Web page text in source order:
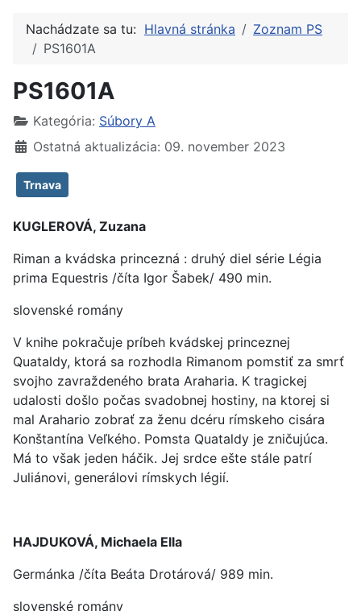
Nachádzate sa tu: Hlavná stránka
Zoznam PS
PS1601A
PS1601A
Kategória: Súbory A
Ostatná aktualizácia: 09. november 2023
Trnava
KUGLEROVÁ, Zuzana
Riman a kvádska princezná : druhý diel série Légia
prima Equestris /číta Igor Šabek/ 490 min.
slovenské romány
V knihe pokračuje príbeh kvádskej princeznej
Quataldy, ktorá sa rozhodla Rimanom pomstiť za smrť
svojho zavraždeného brata Araharia. K tragickej
udalosti došlo počas svadobnej hostiny, na ktorej si
mal Arahario zobrať za ženu dcéru rímskeho cisára
Konštantína Veľkého. Pomsta Quataldy je zničujúca.
Má to však jeden háčik. Jej srdce ešte stále patrí
Juliánovi, generálovi rímskych légií.
HAJDUKOVÁ, Michaela Ella
Germánka /číta Beáta Drotárová/ 989 min.
slovenské romány